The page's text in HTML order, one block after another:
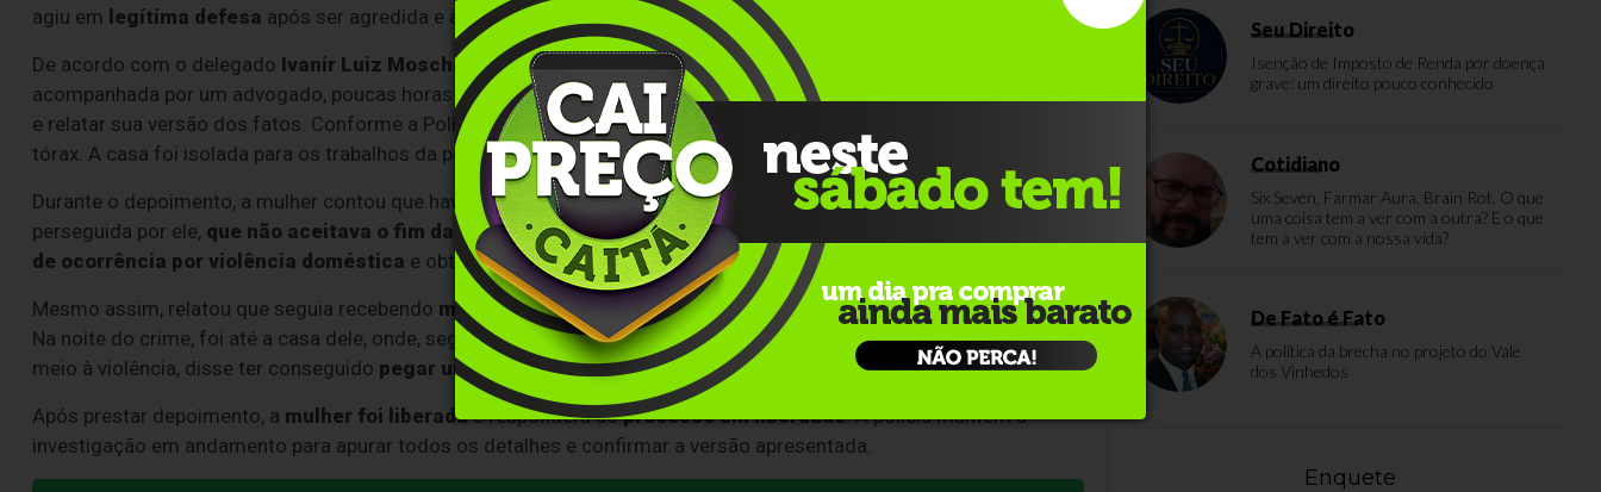
agiu em legítima defesa após ser agredida e ameaçada de morte.
De acordo com o delegado Ivanir Luiz Moschen Caliari, a mulher procurou aDelegacia de Polícia de Igrejinha
acompanhada por um advogado, poucas horas após o crime. Ela afirmou que queria colaborar com as investigações
e relatar sua versão dos fatos. Conforme a Polícia Civil, o corpo de Micael foi encontrado com ferimentos de faca no
tórax. A casa foi isolada para os trabalhos da perícia.
Durante o depoimento, a mulher contou que havia terminado o relacionamento com Micael, mas vinha sendo
perseguida por ele, que não aceitava o fim da relação . No último dia 2 de junho, ela chegou a registrar um
de ocorrência por violência doméstica e obteve umamedida protetiva de urgência.
Mesmo assim, relatou que seguia recebendo mensagens insistentes do ex-companheiro, pedindo para conversar.
Na noite do crime, foi até a casa dele, onde, segundo seu relato, passou a ser agredida fisicamente e ameaçada. Em
meio à violência, disse ter conseguido pegar uma facae atingi-lo no lado esquerdo do peito.
Após prestar depoimento, a mulher foi liberadae responderá aoprocesso em liberdade. A polícia mantém a
investigação em andamento para apurar todos os detalhes e confirmar a versão apresentada.
Seu Direito
Isenção de Imposto de Renda por doença
grave: um direito pouco conhecido
Cotidiano
Six Seven, Farmar Aura, Brain Rot. O que
uma coisa tem a ver com a outra? E o que
tem a ver com a nossa vida?
De Fato é Fato
A política da brecha no projeto do Vale
dos Vinhedos
Enquete